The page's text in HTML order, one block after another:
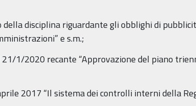
della disciplina riguardante gli obblighi di
e s.m.;
1/2020 recante “Approvazione del piano
2017 “Il sistema dei controlli interni della